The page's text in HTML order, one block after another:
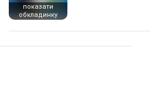
показати
обкладинку